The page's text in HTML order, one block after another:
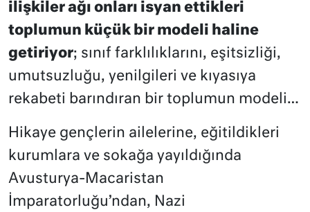
ilişkiler ağı onları isyan ettikleri
toplumun küçük bir modeli haline
getiriyor; sınıf farklılıklarını, eşitsizliği,
umutsuzluğu, yenilgileri ve kıyasıya
rekabeti barındıran bir toplumun modeli…
Hikaye gençlerin ailelerine, eğitildikleri
kurumlara ve sokağa yayıldığında
Avusturya-Macaristan
İmparatorluğu’ndan, Nazi